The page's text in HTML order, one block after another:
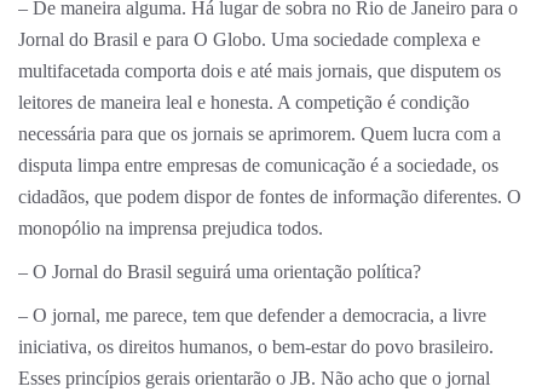
– De maneira alguma. Há lugar de sobra no Rio de Janeiro para o
Jornal do Brasil e para O Globo. Uma sociedade complexa e
multifacetada comporta dois e até mais jornais, que disputem os
leitores de maneira leal e honesta. A competição é condição
necessária para que os jornais se aprimorem. Quem lucra com a
disputa limpa entre empresas de comunicação é a sociedade, os
cidadãos, que podem dispor de fontes de informação diferentes. O
monopólio na imprensa prejudica todos.
– O Jornal do Brasil seguirá uma orientação política?
– O jornal, me parece, tem que defender a democracia, a livre
iniciativa, os direitos humanos, o bem-estar do povo brasileiro.
Esses princípios gerais orientarão o JB. Não acho que o jornal